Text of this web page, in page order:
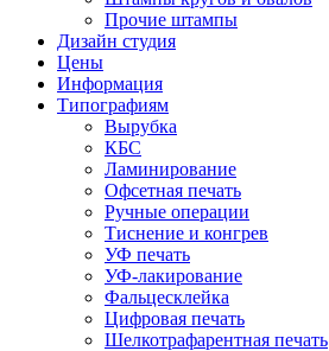
Прочие штампы
Дизайн студия
Цены
Информация
Типографиям
Вырубка
КБС
Ламинирование
Офсетная печать
Ручные операции
Тиснение и конгрев
УФ печать
УФ-лакирование
Фальцесклейка
Цифровая печать
Шелкотрафарентная печать